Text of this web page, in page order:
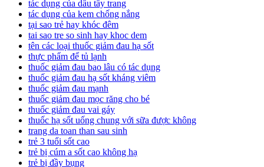
tác dụng của dầu tẩy trang
tác dụng của kem chống nắng
tại sao trẻ hay khóc đêm
tai sao tre so sinh hay khoc dem
tên các loại thuốc giảm đau hạ sốt
thực phẩm để tủ lạnh
thuốc giảm đau bao lâu có tác dụng
thuốc giảm đau hạ sốt kháng viêm
thuốc giảm đau mạnh
thuốc giảm đau mọc răng cho bé
thuốc giảm đau vai gáy
thuốc hạ sốt uống chung với sữa được không
trang da toan than sau sinh
trẻ 3 tuổi sốt cao
trẻ bị cúm a sốt cao không hạ
trẻ bị đầy bụng